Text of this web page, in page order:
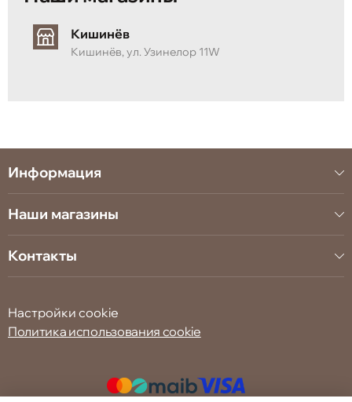
Кишинёв
Кишинёв, ул. Узинелор 11W
Информация
Наши магазины
Контакты
Настройки cookie
Политика использования cookie